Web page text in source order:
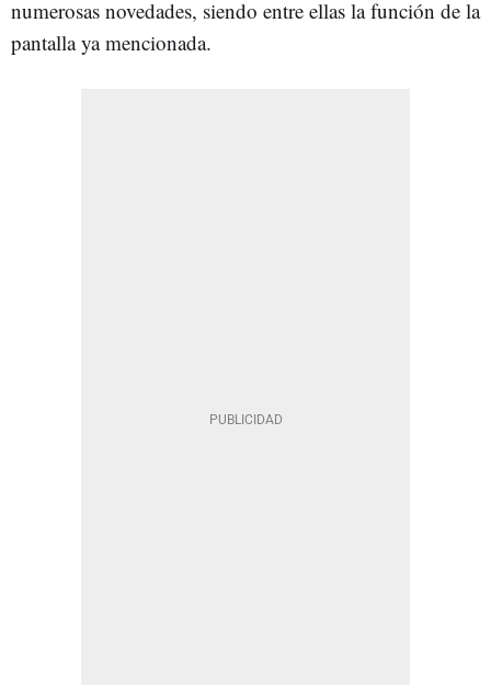
numerosas novedades, siendo entre ellas la función de la
pantalla ya mencionada.